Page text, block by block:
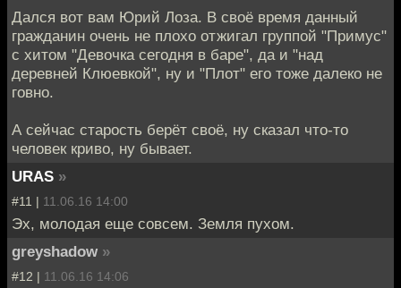
Дался вот вам Юрий Лоза. В своё время данный
гражданин очень не плохо отжигал группой "Примус"
с хитом "Девочка сегодня в баре", да и "над
деревней Клюевкой", ну и "Плот" его тоже далеко не
говно.
А сейчас старость берёт своё, ну сказал что-то
человек криво, ну бывает.
URAS »
#11 | 11.06.16 14:00
Эх, молодая еще совсем. Земля пухом.
greyshadow »
#12 | 11.06.16 14:06